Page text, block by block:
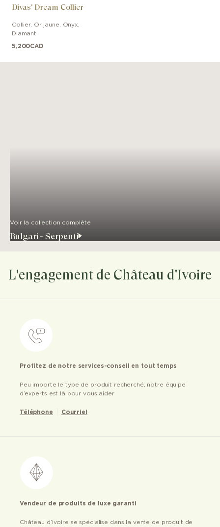
Divas' Dream Collier
Collier, Or jaune
Onyx,
Diamant
5,200CAD
Voir la collection complète
Bulgari - Serpenti
L'engagement de Château d'Ivoire
Profitez de notre services-conseil en tout temps
Peu importe le type de produit recherché, notre équipe
d’experts est là pour vous aider
Téléphone Courriel
Vendeur de produits de luxe garanti
Château d’ivoire se spécialise dans la vente de produit de